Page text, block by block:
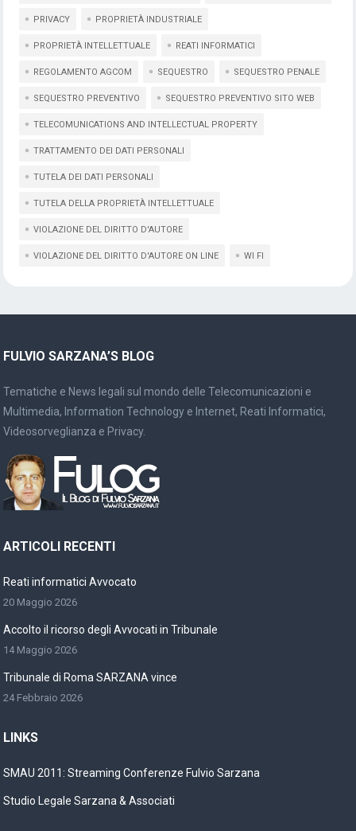
PRIVACY PROPRIETÀ INDUSTRIALE
PROPRIETÀ INTELLETTUALE REATI INFORMATICI
REGOLAMENTO AGCOM SEQUESTRO SEQUESTRO PENALE
SEQUESTRO PREVENTIVO SEQUESTRO PREVENTIVO SITO WEB
TELECOMUNICATIONS AND INTELLECTUAL PROPERTY
TRATTAMENTO DEI DATI PERSONALI
TUTELA DEI DATI PERSONALI
TUTELA DELLA PROPRIETÀ INTELLETTUALE
VIOLAZIONE DEL DIRITTO D'AUTORE
VIOLAZIONE DEL DIRITTO D'AUTORE ON LINE WI FI
FULVIO SARZANA’S BLOG
Tematiche e News legali sul mondo delle Telecomunicazioni e
Multimedia, Information Technology e Internet, Reati Informatici,
Videosorveglianza e Privacy.
ARTICOLI RECENTI
Reati informatici Avvocato
20 Maggio 2026
Accolto il ricorso degli Avvocati in Tribunale
14 Maggio 2026
Tribunale di Roma SARZANA vince
24 Febbraio 2026
LINKS
SMAU 2011: Streaming Conferenze Fulvio Sarzana
Studio Legale Sarzana & Associati